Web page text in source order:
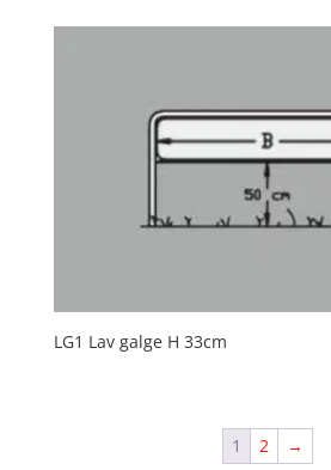
LG1 Lav galge H 33cm
1 2 →